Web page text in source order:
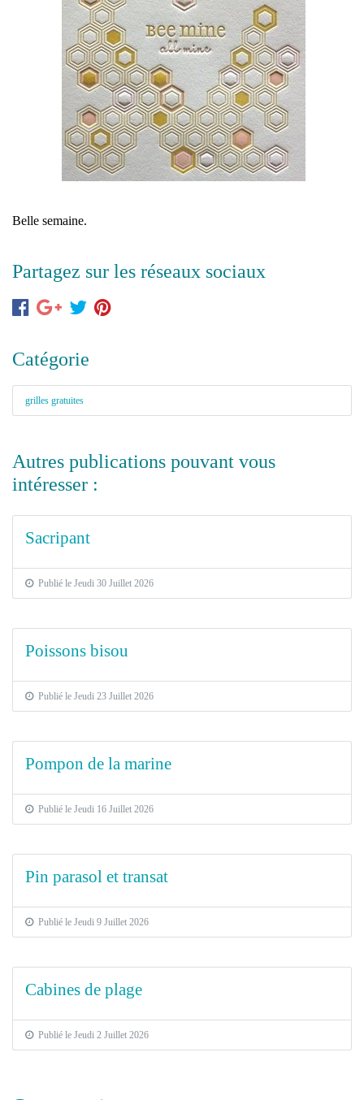
Belle semaine.
Partagez sur les réseaux sociaux
Catégorie
grilles gratuites
Autres publications pouvant vous
intéresser :
Sacripant
Publié le Jeudi 30 Juillet 2026
Poissons bisou
Publié le Jeudi 23 Juillet 2026
Pompon de la marine
Publié le Jeudi 16 Juillet 2026
Pin parasol et transat
Publié le Jeudi 9 Juillet 2026
Cabines de plage
Publié le Jeudi 2 Juillet 2026